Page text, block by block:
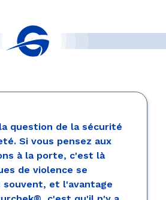
question de la sécurité
Si vous pensez aux
à la porte, c'est là
de violence se
et l'avantage